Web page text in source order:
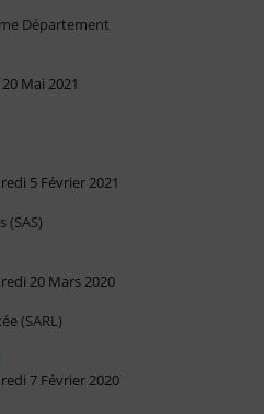
Département
Mai 2021
5 Février 2021
(SAS)
20 Mars 2020
(SARL)
7 Février 2020